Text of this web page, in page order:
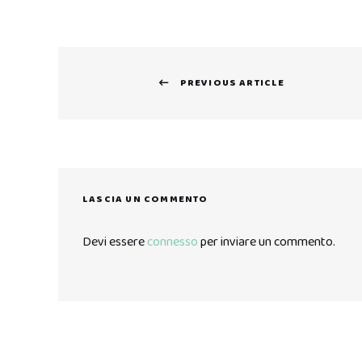
PREVIOUS ARTICLE
LASCIA UN COMMENTO
Devi essereconnessoper inviare un commento.